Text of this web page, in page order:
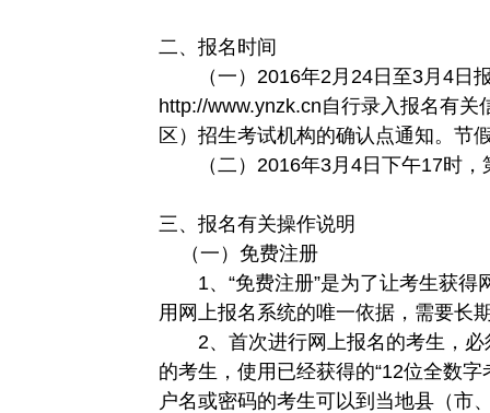
二、报名时间
（一）2016年2月24日至3月4日报
http://www.ynzk.cn自行录入报名有
区）招生考试机构的确认点通知。节
（二）2016年3月4日下午17时，
三、报名有关操作说明
（一）免费注册
1、“免费注册”是为了让考生获得
用网上报名系统的唯一依据，需要长
2、首次进行网上报名的考生，必
的考生，使用已经获得的“12位全数
户名或密码的考生可以到当地县（市